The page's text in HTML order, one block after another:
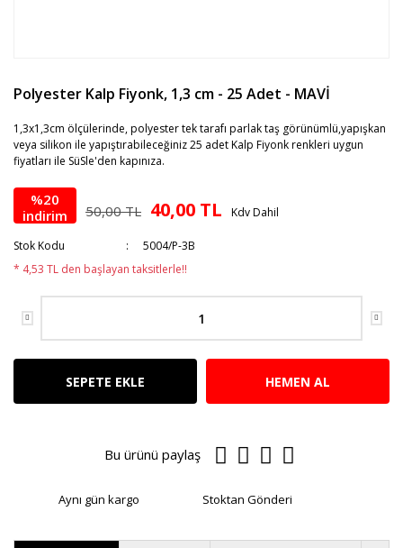
Polyester Kalp Fiyonk, 1,3 cm - 25 Adet - MAVİ
1,3x1,3cm ölçülerinde, polyester tek tarafı parlak taş görünümlü,yapışkan
veya silikon ile yapıştırabileceğiniz 25 adet Kalp Fiyonk renkleri uygun
fiyatları ile SüSle'den kapınıza.
%20
indirim
50,00 TL 40,00 TL Kdv Dahil
Stok Kodu
5004/P-3B
* 4,53 TL den başlayan taksitlerle!!
SEPETE EKLE HEMEN AL
Bu ürünü paylaş
Aynı gün kargo Stoktan Gönderi